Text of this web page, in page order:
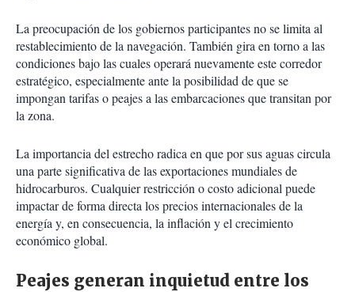
La preocupación de los gobiernos participantes no se limita al
restablecimiento de la navegación. También gira en torno a las
condiciones bajo las cuales operará nuevamente este corredor
estratégico, especialmente ante la posibilidad de que se
impongan tarifas o peajes a las embarcaciones que transitan por
la zona.
La importancia del estrecho radica en que por sus aguas circula
una parte significativa de las exportaciones mundiales de
hidrocarburos. Cualquier restricción o costo adicional puede
impactar de forma directa los precios internacionales de la
energía y, en consecuencia, la inflación y el crecimiento
económico global.
Peajes generan inquietud entre los